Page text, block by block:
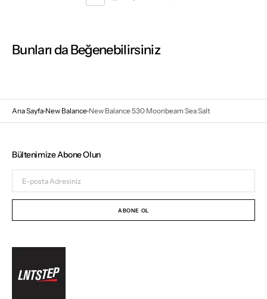
Bunları da Beğenebilirsiniz
Ana Sayfa New Balance New Balance 530 Moonbeam Sea Salt
Bültenimize Abone Olun
posta
Adresiniz
ABONE OL